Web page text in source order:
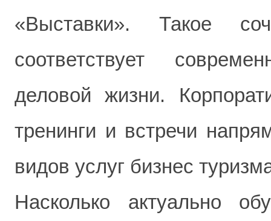
«Выставки». Такое
соответствует
деловой жизни.
тренинги и встречи
видов услуг бизнес
Насколько актуально